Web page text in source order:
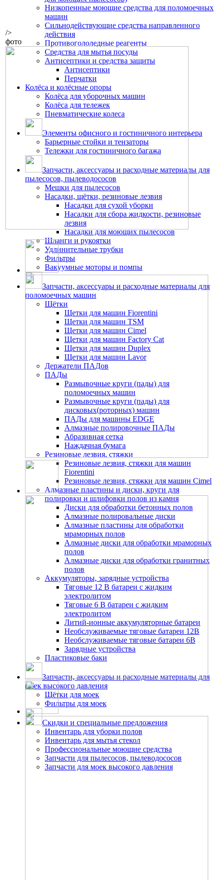
Низкопенные моющие средства для поломоечных
машин
Сильнодействующие средства направленного
действия
Противогололедные реагенты
Средства для мытья посуды
Антисептики и средства защиты
Антисептики
Перчатки
Колёса и колёсные опоры
Колёса для уборочных машин
Колёса для тележек
Пневматические колеса
Элементы офисного и гостиничного интерьера
Барьерные стойки и тензаторы
Тележки для гостиничного багажа
Запчасти, аксессуары и расходные материалы для
пылесосов, пылеводососов
Мешки для пылесосов
Насадки, щётки, резиновые лезвия
Насадки для сухой уборки
Насадки для сбора жидкости, резиновые
лезвия
Насадки для моющих пылесосов
Шланги и рукоятки
Удлинительные трубки
Фильтры
Вакуумные моторы и помпы
Запчасти, аксессуары и расходные материалы для
поломоечных машин
Щётки
Щетки для машин Fiorentini
Щетки для машин TSM
Щетки для машин Cimel
Щетки для машин Factory Cat
Щетки для машин Duplex
Щетки для машин Lavor
Держатели ПАДов
ПАДы
Размывочные круги (пады) для
поломоечных машин
Размывочные круги (пады) для
дисковых(роторных) машин
ПАДы для машины EDGE
Алмазные полировочные ПАДы
Абразивная сетка
Наждачная бумага
Резиновые лезвия, стяжки
Резиновые лезвия, стяжки для машин
Fiorentini
Резиновые лезвия, стяжки для машин Cimel
Алмазные пластины и диски, круги для
полировки и шлифовки полов из камня
Диски для обработки бетонных полов
Алмазные полировальные диски
Алмазные пластины для обработки
мраморных полов
Алмазные диски для обработки мраморных
полов
Алмазные диски для обработки гранитных
полов
Аккумуляторы, зарядные устройства
Тяговые 12 В батареи с жидким
электролитом
Тяговые 6 В батареи с жидким
электролитом
Литий-ионные аккумуляторные батареи
Необслуживаемые тяговые батареи 12В
Необслуживаемые тяговые батареи 6В
Зарядные устройства
Пластиковые баки
Запчасти, аксессуары и расходные материалы для
моек высокого давления
Щётки для моек
Фильтры для моек
Скидки и специальные предложения
Инвентарь для уборки полов
Инвентарь для мытья стекол
Профессиональные моющие средства
Запчасти для пылесосов, пылеводососов
Запчасти для моек высокого давления
/>
фото